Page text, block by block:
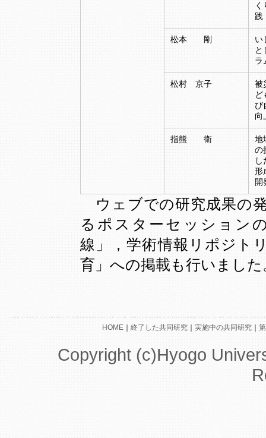
践
松本 剛
い
と
ラ
松村 京子
被
ど
び
向
指熊 衛
地
の
形
開
ウェブでの研究成果の
るポスターセッション
線」，学術情報リポジト
育」への掲載も行いました
HOME 終了した共同研究 実施中の共同研究
Copyright (c)Hyogo